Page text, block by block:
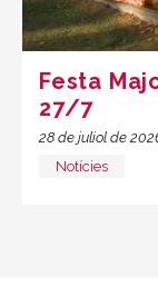
Festa
27/7
28 de juliol de
Notícies